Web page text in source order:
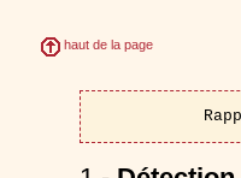
haut de la page